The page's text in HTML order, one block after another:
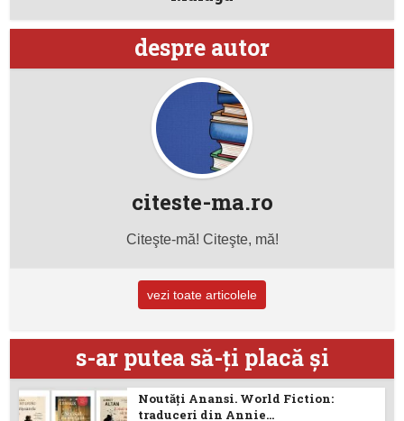
despre autor
citeste-ma.ro
Citeşte-mă! Citeşte, mă!
vezi toate articolele
s-ar putea să-ţi placă şi
Noutăţi Anansi. World Fiction:
traduceri din Annie...